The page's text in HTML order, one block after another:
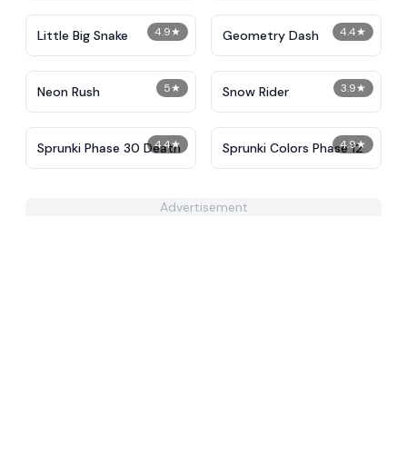
4.9★
Little Big Snake 4.4★
Geometry Dash
5★
Neon Rush 3.9★
Snow Rider
4.4★
Sprunki Phase 30 Death 4.9★
Sprunki Colors Phase 12
Advertisement